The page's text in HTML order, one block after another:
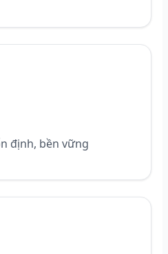
định, bền vững